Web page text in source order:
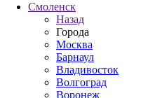
Смоленск
Назад
Города
Москва
Барнаул
Владивосток
Волгоград
Воронеж